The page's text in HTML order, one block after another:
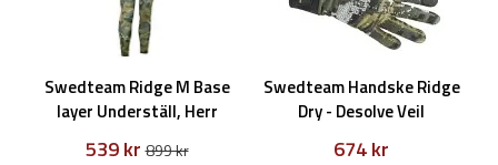
Swedteam Ridge M Base
layer Underställ, Herr
539 kr899 kr
Swedteam Handske Ridge
Dry - Desolve Veil
674 kr